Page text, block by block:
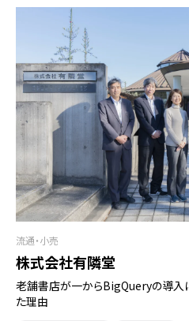
流通・小売
株式会社有隣堂
老舗書店が一からBigQueryの導入
た理由